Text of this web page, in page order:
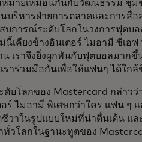
มายเหมือนกันกับวัฒนธรรม ชุ
บริหารฝ่ายการตลาดและการสื่
สบการณ์ระดับโลกในวงการฟุตบ
นี้เคียงข้างอินเตอร์ ไมอามี ซีเอ
น เราจึงยิ่งผูกพันกับฟุตบอลมาก
ราร่วมมือกันเพื่อให้แฟนๆ ได้ใก
ดับโลกของ Mastercard กล่าว
ร์ ไมอามี่ พิเศษกว่าใคร แฟน ๆ
วาในรูปแบบใหม่ที่น่าตื่นเต้น แล
ทั่วโลกในฐานะทูตของ